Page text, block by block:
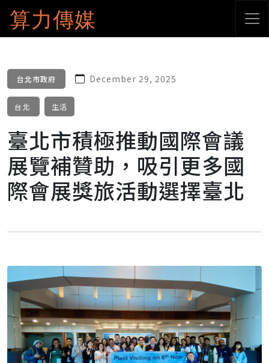
算力傳媒
台北市政府 December 29, 2025
台北 生活
臺北市積極推動國際會議
展覽補贊助，吸引更多國
際會展獎旅活動選擇臺北